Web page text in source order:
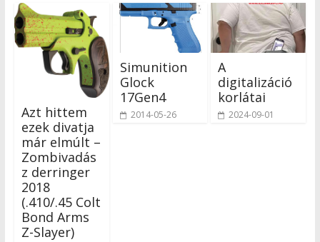
Azt hittem
ezek divatja
már elmúlt –
Zombivadás
z derringer
2018
(.410/.45 Colt
Bond Arms
Z-Slayer)
Simunition
Glock
17Gen4
2014-05-26
A
digitalizáció
korlátai
2024-09-01